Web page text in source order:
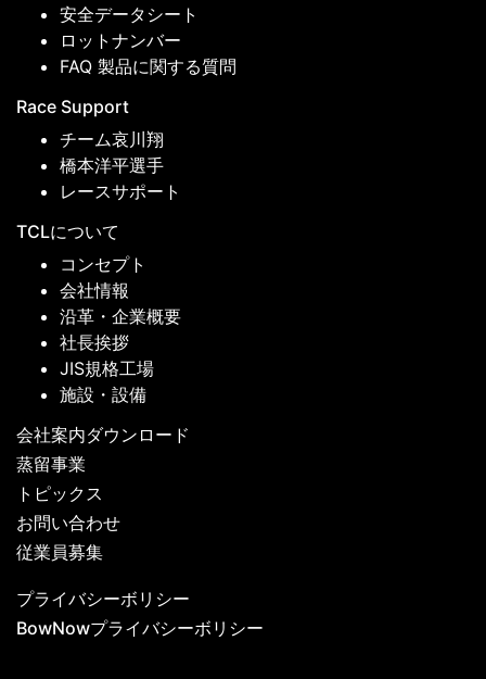
安全データシート
ロットナンバー
FAQ 製品に関する質問
Race Support
チーム哀川翔
橋本洋平選手
レースサポート
TCLについて
コンセプト
会社情報
沿革・企業概要
社長挨拶
JIS規格工場
施設・設備
会社案内ダウンロード
蒸留事業
トピックス
お問い合わせ
従業員募集
プライバシーボリシー
BowNowプライバシーボリシー